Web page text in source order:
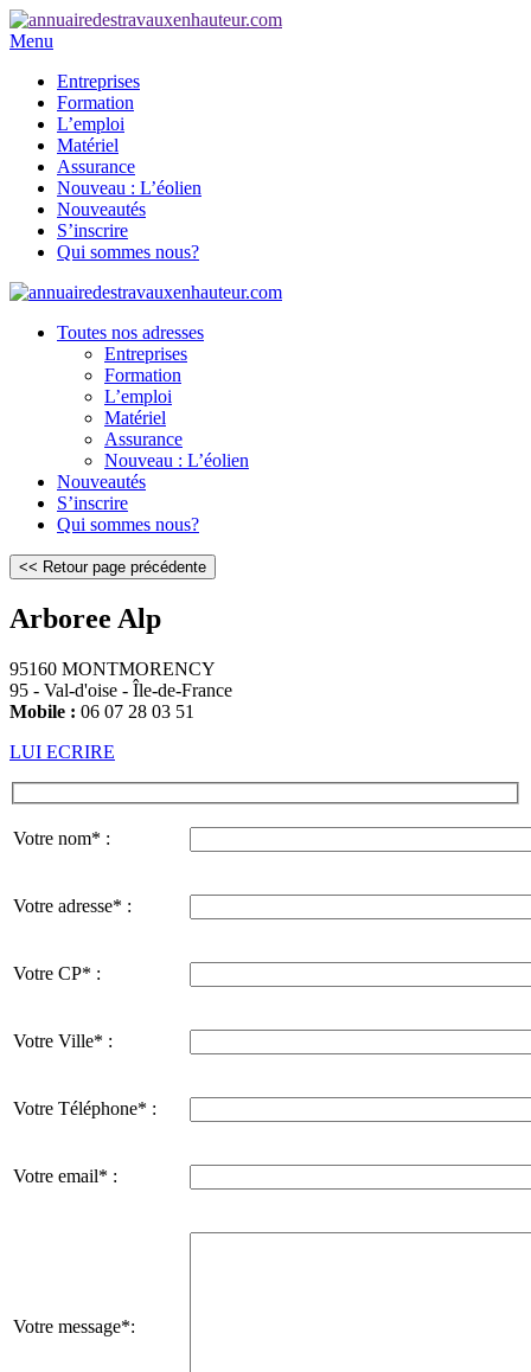
Menu
Entreprises
Formation
L’emploi
Matériel
Assurance
Nouveau : L’éolien
Nouveautés
S’inscrire
Qui sommes nous?
Toutes nos adresses
Entreprises
Formation
L’emploi
Matériel
Assurance
Nouveau : L’éolien
Nouveautés
S’inscrire
Qui sommes nous?
Arboree Alp
95160 MONTMORENCY
95 - Val-d'oise - Île-de-France
Mobile : 06 07 28 03 51
LUI ECRIRE
Votre nom* :
Votre adresse* :
Votre CP* :
Votre Ville* :
Votre Téléphone* :
Votre email* :
Votre message*: